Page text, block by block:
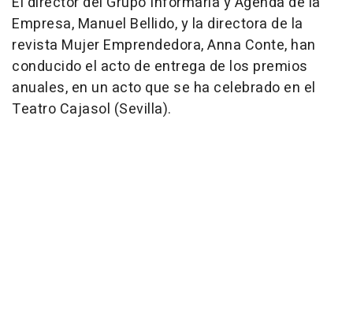
Empresa, Manuel Bellido, y la directora de la
revista Mujer Emprendedora, Anna Conte, han
conducido el acto de entrega de los premios
anuales, en un acto que se ha celebrado en el
Teatro Cajasol (Sevilla).